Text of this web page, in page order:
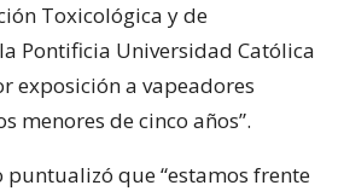
Toxicológica y de
Pontificia Universidad Católica
exposición a vapeadores
menores de cinco años”.
puntualizó que “estamos frente